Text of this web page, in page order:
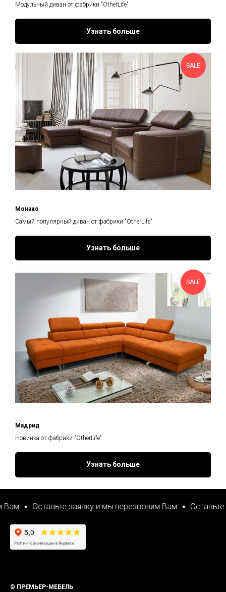
Модульный диван от фабрики "OtherLife"
Узнать больше
SALE
Монако
Самый популярный диван от фабрики "OtherLife"
Узнать больше
SALE
Мадрид
Новинка от фабрики "OtherLife"
Узнать больше
Оставьте заявку и мы перезвоним Вам Оставьте
© ПРЕМЬЕР-МЕБЕЛЬ